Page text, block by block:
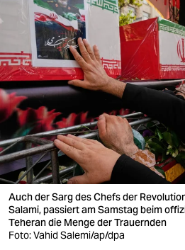
nord
wahrheit
verlag
verlag
veranstaltungen
shop
fragen & hilfe
unterstützen
abo
Auch der Sarg des Chefs der
Salami, passiert am Samstag beim
Teheran die Menge der Trauernden
Foto: Vahid Salemi/ap/dpa